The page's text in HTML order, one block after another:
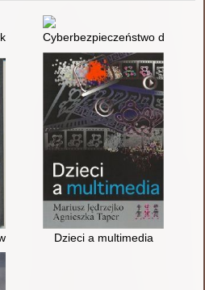
społeczna : nowe wyzwania,
Cyberbezpieczeństwo dzieci i
dzieci i młodzieży
Dzieci a multimedia